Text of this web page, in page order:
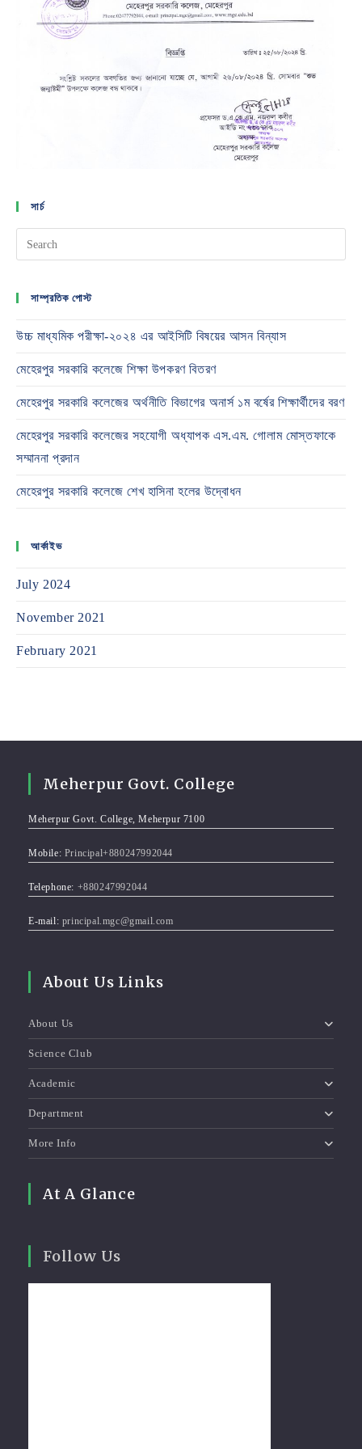
সার্চ
সাম্প্রতিক পোস্ট
উচ্চ মাধ্যমিক পরীক্ষা-২০২৪ এর আইসিটি বিষয়ের আসন বিন্যাস
মেহেরপুর সরকারি কলেজে শিক্ষা উপকরণ বিতরণ
মেহেরপুর সরকারি কলেজের অর্থনীতি বিভাগের অনার্স ১ম বর্ষের শিক্ষার্থীদের বরণ
মেহেরপুর সরকারি কলেজের সহযোগী অধ্যাপক এস.এম. গোলাম মোস্তফাকে
সম্মাননা প্রদান
মেহেরপুর সরকারি কলেজে শেখ হাসিনা হলের উদ্বোধন
আর্কাইভ
July 2024
November 2021
February 2021
Meherpur Govt. College
Meherpur Govt. College, Meherpur 7100
Mobile: Principal+880247992044
Telephone: +880247992044
E-mail: principal.mgc@gmail.com
About Us Links
About Us
Science Club
Academic
Department
More Info
At A Glance
Follow Us